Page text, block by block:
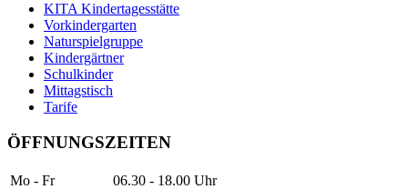
KITA Kindertagesstätte
Vorkindergarten
Naturspielgruppe
Kindergärtner
Schulkinder
Mittagstisch
Tarife
ÖFFNUNGSZEITEN
Mo - Fr
06.30 - 18.00 Uhr